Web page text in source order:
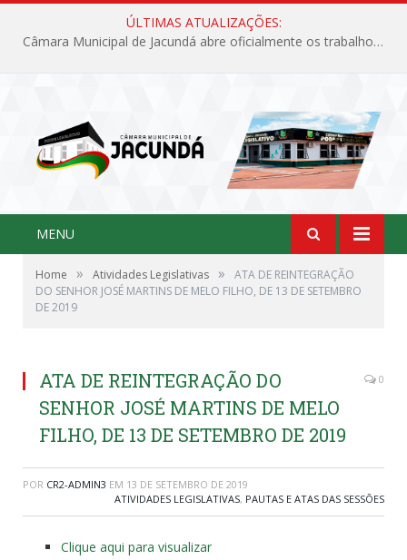
ÚLTIMAS ATUALIZAÇÕES:
Câmara Municipal de Jacundá abre oficialmente os trabalhos legislativos de 2026
MENU
Home » Atividades Legislativas »
ATA DE REINTEGRAÇÃO
DO SENHOR JOSÉ MARTINS DE MELO FILHO, DE 13 DE SETEMBRO
DE 2019
ATA DE REINTEGRAÇÃO DO
SENHOR JOSÉ MARTINS DE MELO
FILHO, DE 13 DE SETEMBRO DE 2019
0
POR CR2-ADMIN3 EM 13 DE SETEMBRO DE 2019
ATIVIDADES LEGISLATIVAS, PAUTAS E ATAS DAS SESSÕES
Clique aqui para visualizar